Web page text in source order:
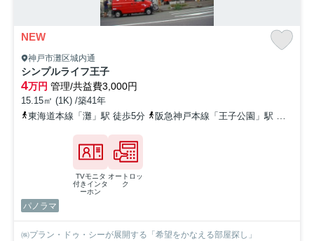
NEW
神戸市灘区城内通
シンプルライフ王子
4万円 管理/共益費3,000円
15.15㎡ (1K) /築41年
東海道本線「灘」駅 徒歩5分
阪急神戸本線「王子公園」駅 徒歩2分
TVモニタ
付きインタ
ーホン
オートロッ
ク
パノラマ
㈱プラン・ドゥ・シーが展開する「希望をかなえる部屋探し」